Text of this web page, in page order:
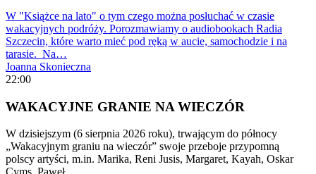
W "Książce na lato" o tym czego można posłuchać w czasie
wakacyjnych podróży. Porozmawiamy o audiobookach Radia
Szczecin, które warto mieć pod ręką w aucie, samochodzie i na
tarasie. Na…
Joanna Skonieczna
22:00
WAKACYJNE GRANIE NA WIECZÓR
W dzisiejszym (6 sierpnia 2026 roku), trwającym do północy
„Wakacyjnym graniu na wieczór” swoje przeboje przypomną
polscy artyści, m.in. Marika, Reni Jusis, Margaret, Kayah, Oskar